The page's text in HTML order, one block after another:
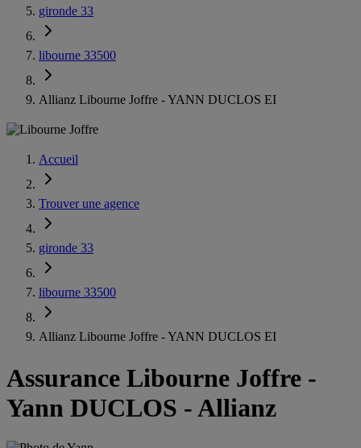
gironde 33
libourne 33500
Allianz Libourne Joffre - YANN DUCLOS EI
Accueil
Trouver une agence
gironde 33
libourne 33500
Allianz Libourne Joffre - YANN DUCLOS EI
Assurance Libourne Joffre -
Yann DUCLOS - Allianz